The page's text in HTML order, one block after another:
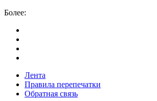
Более:
Лента
Правила перепечатки
Обратная связь